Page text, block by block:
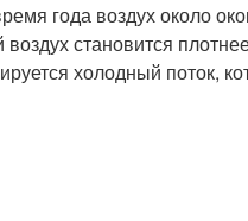
года воздух около
становится
холодный поток,